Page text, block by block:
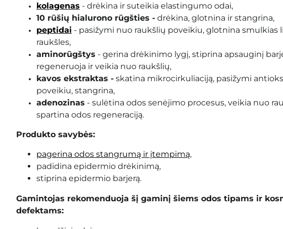
kolagenas - drėkina ir suteikia elastingumo odai,
10 rūšių hialurono rūgšties - drėkina, glotnina ir stangrina,
peptidai - pasižymi nuo raukšlių poveikiu, glotnina smulkias
raukšles,
aminorūgštys - gerina drėkinimo lygį, stiprina apsauginį
regeneruoja ir veikia nuo raukšlių,
kavos ekstraktas - skatina mikrocirkuliaciją, pasižymi
poveikiu, stangrina,
adenozinas - sulėtina odos senėjimo procesus, veikia nuo
spartina odos regeneraciją.
Produkto savybės:
pagerina odos stangrumą ir įtempimą,
padidina epidermio drėkinimą,
stiprina epidermio barjerą.
Gamintojas rekomenduoja šį gaminį šiems odos tipams ir
defektams: